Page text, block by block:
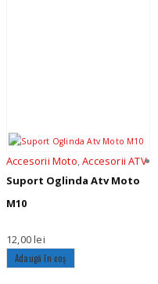
Accesorii Moto,Accesorii ATV
Suport Oglinda Atv Moto
M10
12,00lei
Adaugă în coș